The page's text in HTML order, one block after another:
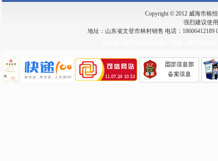
Copyright © 2012 威海市栋
强烈建议使
地址：山东省文登市林村销售 电话：18606412189